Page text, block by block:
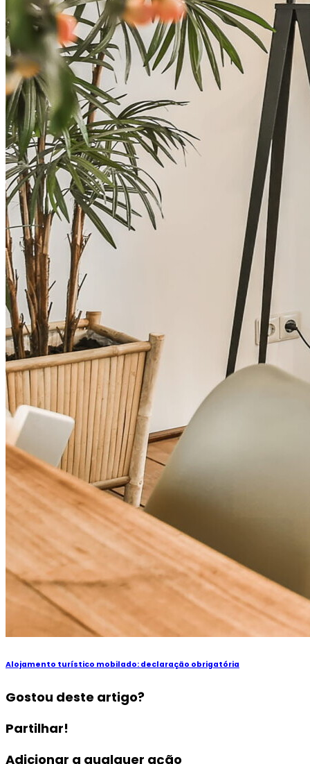
Alojamento turístico mobilado: declaração obrigatória
Gostou deste artigo?
Partilhar!
Adicionar a qualquer ação